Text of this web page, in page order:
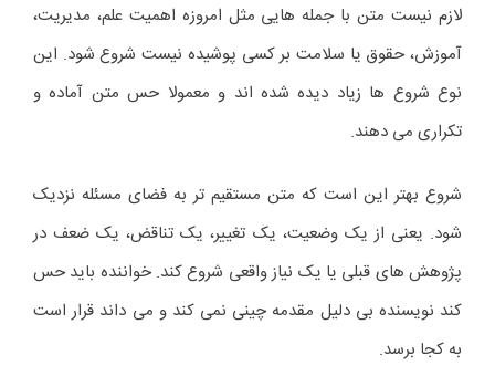
لازم نیست متن با جمله هایی مثل امروزه اهمیت علم، مدیریت،
آموزش، حقوق یا سلامت بر کسی پوشیده نیست شروع شود. این
نوع شروع ها زیاد دیده شده اند و معمولا حس متن آماده و
تکراری می دهند.
شروع بهتر این است که متن مستقیم تر به فضای مسئله نزدیک
شود. یعنی از یک وضعیت، یک تغییر، یک تناقض، یک ضعف در
پژوهش های قبلی یا یک نیاز واقعی شروع کند. خواننده باید حس
کند نویسنده بی دلیل مقدمه چینی نمی کند و می داند قرار است
به کجا برسد.